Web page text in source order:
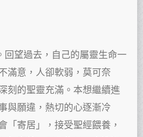
回望過去，自己的屬靈生命一
滿意，人卻軟弱，莫可奈
刻的聖靈充滿。本想繼續進
與願違，熱切的心逐漸冷
「寄居」，接受聖經餵養，